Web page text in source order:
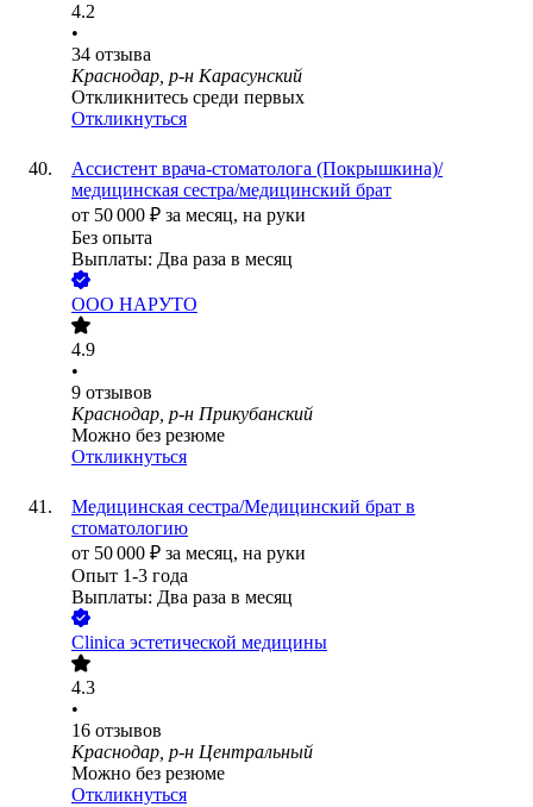
4.2
•
34 отзыва
Краснодар, р-н Карасунский
Откликнитесь среди первых
Откликнуться
Ассистент врача-стоматолога (Покрышкина)/
медицинская сестра/медицинский брат
от 50 000 ₽ за месяц, на руки
Без опыта
Выплаты: Два раза в месяц
ООО НАРУТО
4.9
•
9 отзывов
Краснодар, р-н Прикубанский
Можно без резюме
Откликнуться
Медицинская сестра/Медицинский брат в
стоматологию
от 50 000 ₽ за месяц, на руки
Опыт 1-3 года
Выплаты: Два раза в месяц
Clinica эстетической медицины
4.3
•
16 отзывов
Краснодар, р-н Центральный
Можно без резюме
Откликнуться